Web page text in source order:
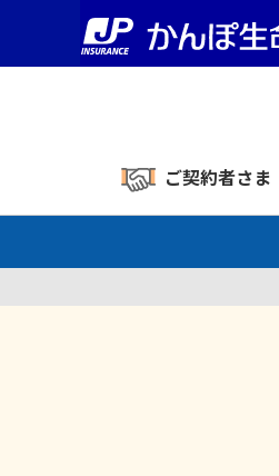
ご契約者さま